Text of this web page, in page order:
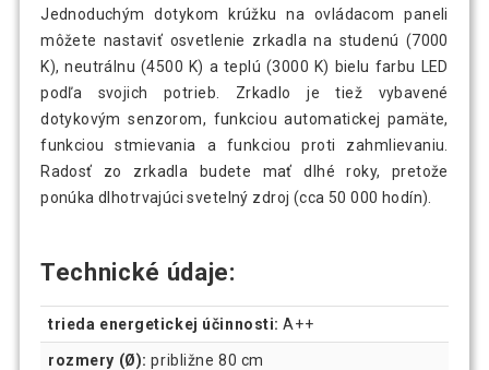
Jednoduchým dotykom krúžku na ovládacom paneli
môžete nastaviť osvetlenie zrkadla na studenú (7000
K), neutrálnu (4500 K) a teplú (3000 K) bielu farbu LED
podľa svojich potrieb. Zrkadlo je tiež vybavené
dotykovým senzorom, funkciou automatickej pamäte,
funkciou stmievania a funkciou proti zahmlievaniu.
Radosť zo zrkadla budete mať dlhé roky, pretože
ponúka dlhotrvajúci svetelný zdroj (cca 50 000 hodín).
Technické údaje:
trieda energetickej účinnosti: A++
rozmery (Ø): približne 80 cm